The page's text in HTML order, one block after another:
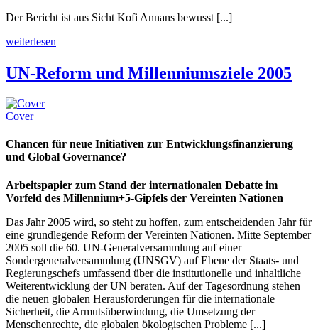
Der Bericht ist aus Sicht Kofi Annans bewusst [...]
weiterlesen
UN-Reform und Millenniumsziele 2005
Cover
Chancen für neue Initiativen zur Entwicklungsfinanzierung
und Global Governance?
Arbeitspapier zum Stand der internationalen Debatte im
Vorfeld des Millennium+5-Gipfels der Vereinten Nationen
Das Jahr 2005 wird, so steht zu hoffen, zum entscheidenden Jahr für
eine grundlegende Reform der Vereinten Nationen. Mitte September
2005 soll die 60. UN-Generalversammlung auf einer
Sondergeneralversammlung (UNSGV) auf Ebene der Staats- und
Regierungschefs umfassend über die institutionelle und inhaltliche
Weiterentwicklung der UN beraten. Auf der Tagesordnung stehen
die neuen globalen Herausforderungen für die internationale
Sicherheit, die Armutsüberwindung, die Umsetzung der
Menschenrechte, die globalen ökologischen Probleme [...]